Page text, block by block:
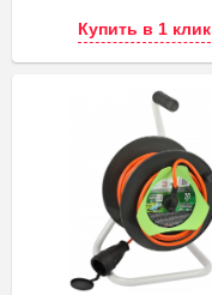
Купить в 1 клик